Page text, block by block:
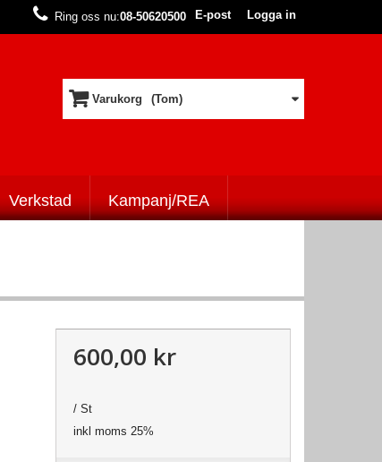
Logga in
E-post
Ring oss nu:08-50620500
Varukorg (Tom)
Verkstad Kampanj/REA
600,00 kr
/ St
inkl moms 25%